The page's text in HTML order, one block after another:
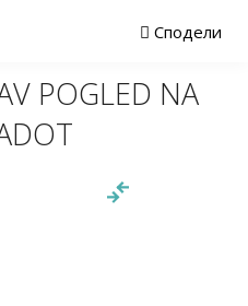
Сподели
POGLED NA